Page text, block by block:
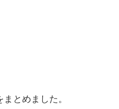
とめました。